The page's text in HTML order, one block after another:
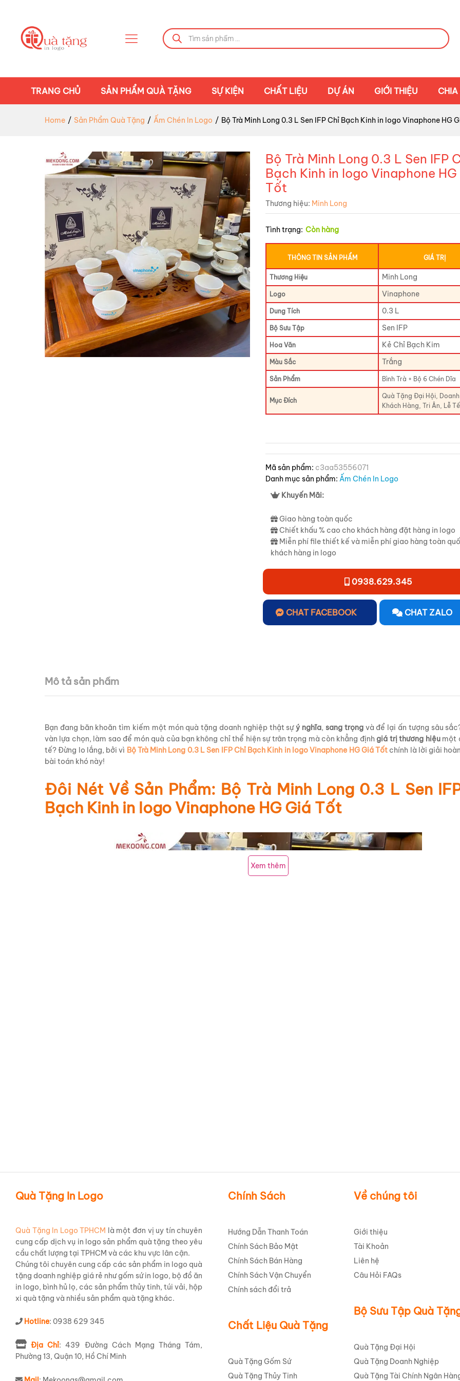
Túi Hộp Đựng Quà Tặng In
Logo
TRANG CHỦ SẢN PHẨM QUÀ TẶNG SỰ KIỆN CHẤT LIỆU DỰ ÁN GIỚI THIỆU CHIA
Home / Sản Phẩm Quà Tặng / Ấm Chén In Logo / Bộ Trà Minh Long 0.3 L Sen IFP Chỉ Bạch Kinh in logo Vinaphone HG
Bộ Trà Minh Long 0.3 L Sen IFP
Bạch Kinh in logo Vinaphone HG
Tốt
Thương hiệu: Minh Long
Tình trạng: Còn hàng
THÔNG TIN SẢN PHẨM GIÁ TRỊ
Thương Hiệu Minh Long
Logo Vinaphone
Dung Tích 0.3 L
Bộ Sưu Tập Sen IFP
Hoa Văn Kẻ Chỉ Bạch Kim
Màu Sắc Trắng
Sản Phẩm Bình Trà + Bộ 6 Chén Dĩa
Mục Đích
Quà Tặng Đại Hội,
Khách Hàng, Tri Ân, Lễ
Mã sản phẩm: c3aa53556071
Danh mục sản phẩm:Ấm Chén In Logo
Khuyến Mãi:
Giao hàng toàn quốc
Chiết khấu % cao cho khách hàng đặt hàng in logo
Miễn phí file thiết kế và miễn phí giao hàng toàn
khách hàng in logo
0938.629.345
CHAT FACEBOOK CHAT ZALO
Mô tả sản phẩm
Bạn đang băn khoăn tìm kiếm một món quà tặng doanh nghiệp thật sựý nghĩa, sang trọngvà để lại ấn tượng sâu
vàn lựa chọn, làm sao để món quà của bạn không chỉ thể hiện sự trân trọng mà còn khẳng định giá trị thương hiệumột
tế? Đừng lo lắng, bởi vì Bộ Trà Minh Long 0.3 L Sen IFP Chỉ Bạch Kinh in logo Vinaphone HG Giá Tốt chính là lời giải
bài toán khó này!
Đôi Nét Về Sản Phẩm: Bộ Trà Minh Long 0.3 L Sen
Bạch Kinh in logo Vinaphone HG Giá Tốt
và sẻ chia?
Bộ Trà Minh Long 0.3 L Sen IFP Chỉ Bạch Kinh in logo Vinaphone HG Giá Tốtkhông chỉ là một món quà,
thông điệp ý nghĩa mà doanh nghiệp bạn muốn gửi gắm.
thương hiệu Minh Long nổi tiếng, sản phẩm đảm bảo chất lượng hàng đầu và vẻ đẹp tinh tế. Bộ trà này được thiết kế
tích 0.3 L
, lý tưởng cho những buổi trò chuyện thân mật hay những khoảnh khắc thư giãn cá nhân. Nổi bật với bộ sưu tập
cùng hoa vănKẻ Chỉ Bạch Kim
sang trọng trên nền sứ trắng tinh khôi, mỗi chi tiết đều toát lên vẻ đẹp thanh lịch và
Đặc biệt, việc
in logo Vinaphone
một cách khéo léo và tinh tế trên mỗi sản phẩm không chỉ giúp quảng bá thương
tạo nên một món quà độc đáo, mang đậm dấu ấn riêng của doanh nghiệp.
Đây không chỉ làấm chén in logo thông thường, mà là sự kết hợp hoàn hảo giữa nghệ thuật gốm sứ truyền thống và
trong thiết kế hiện đại, biến mỗi buổi trà trở thành một trải nghiệm nghệ thuật đích thực.
Xem thêm
Quà Tặng In Logo
Quà Tặng In Logo TPHCM là một đơn vị uy tín chuyên
cung cấp dịch vụ in logo sản phẩm quà tặng theo yêu
cầu chất lượng tại TPHCM và các khu vực lân cận.
Chúng tôi chuyên cung cấp các sản phẩm in logo quà
tặng doanh nghiệp giá rẻ như gốm sứ in logo, bộ đồ ăn
in logo, bình hủ lọ, các sản phẩm thủy tinh, túi vải, hộp
xi quà tặng và nhiều sản phẩm quà tặng khác.
Hotline: 0938 629 345
Địa Chỉ: 439 Đường Cách Mạng Tháng Tám,
Phường 13, Quận 10, Hồ Chí Minh
Chính Sách
Hướng Dẫn Thanh Toán
Chính Sách Bảo Mật
Chính Sách Bán Hàng
Chính Sách Vận Chuyển
Chính sách đổi trả
Chất Liệu Quà Tặng
Quà Tặng Gốm Sứ
Quà Tặng Thủy Tinh
Về chúng tôi
Giới thiệu
Tài Khoản
Liên hệ
Câu Hỏi FAQs
Bộ Sưu Tập Quà
Quà Tặng Đại Hội
Quà Tặng Doanh Nghiệp
Quà Tặng Tài Chính Ngân